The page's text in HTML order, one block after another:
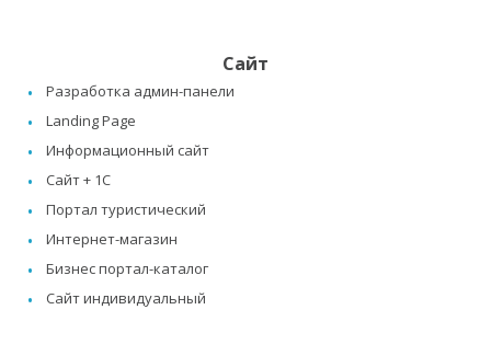
Сайт
Разработка админ-панели
Landing Page
Информационный сайт
Сайт + 1C
Портал туристический
Интернет-магазин
Бизнес портал-каталог
Сайт индивидуальный